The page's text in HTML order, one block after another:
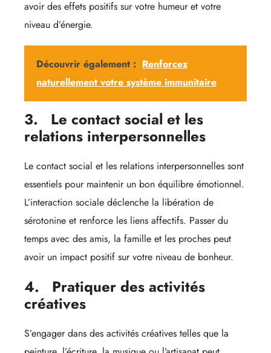
avoir des effets positifs sur votre humeur et votre
niveau d’énergie.
Découvrir également : Renforcez
naturellement votre système immunitaire
3. Le contact social et les
relations interpersonnelles
Le contact social et les relations interpersonnelles sont
essentiels pour maintenir un bon équilibre émotionnel.
L’interaction sociale déclenche la libération de
sérotonine et renforce les liens affectifs. Passer du
temps avec des amis, la famille et les proches peut
avoir un impact positif sur votre niveau de bonheur.
4. Pratiquer des activités
créatives
S’engager dans des activités créatives telles que la